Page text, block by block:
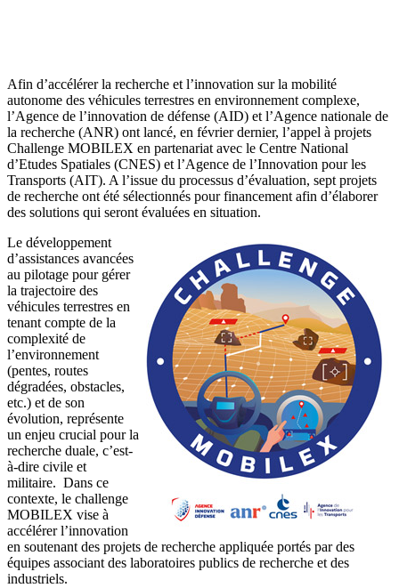
Afin d’accélérer la recherche et l’innovation sur la mobilité
autonome des véhicules terrestres en environnement complexe,
l’Agence de l’innovation de défense (AID) et l’Agence nationale de
la recherche (ANR) ont lancé, en février dernier, l’appel à projets
Challenge MOBILEX en partenariat avec le Centre National
d’Etudes Spatiales (CNES) et l’Agence de l’Innovation pour les
Transports (AIT). A l’issue du processus d’évaluation, sept projets
de recherche ont été sélectionnés pour financement afin d’élaborer
des solutions qui seront évaluées en situation.
Le développement
d’assistances avancées
au pilotage pour gérer
la trajectoire des
véhicules terrestres en
tenant compte de la
complexité de
l’environnement
(pentes, routes
dégradées, obstacles,
etc.) et de son
évolution, représente
un enjeu crucial pour la
recherche duale, c’est-
à-dire civile et
militaire. Dans ce
contexte, le challenge
MOBILEX vise à
accélérer l’innovation
en soutenant des projets de recherche appliquée portés par des
équipes associant des laboratoires publics de recherche et des
industriels.